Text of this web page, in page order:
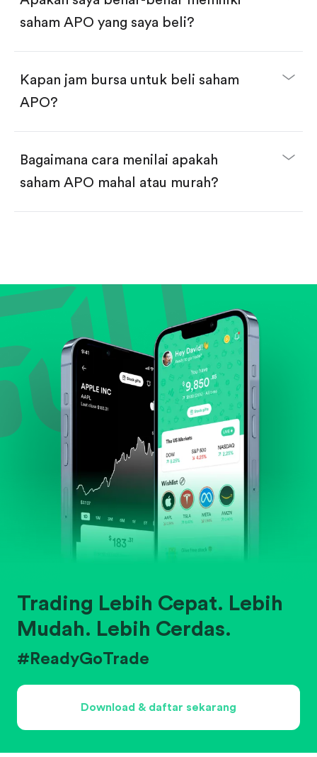
saham APO yang saya beli?
Kapan jam bursa untuk beli saham
APO?
Bagaimana cara menilai apakah
saham APO mahal atau murah?
Lihat pertumbuhan pendapatan & laba.
Cek margin dan arus kas.
Evaluasi prospek bisnis dan posisi perusahaan di
industrinya.
Trading Lebih Cepat. Lebih
Mudah. Lebih Cerdas.
#ReadyGoTrade
Download & daftar sekarang